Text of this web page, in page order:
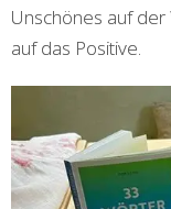
Unschönes auf
auf das Positive.